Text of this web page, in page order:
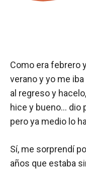
Como era febrero
verano y yo me
al regreso y
hice y bueno… dio
pero ya medio lo
Sí, me sorprendí
años que estaba